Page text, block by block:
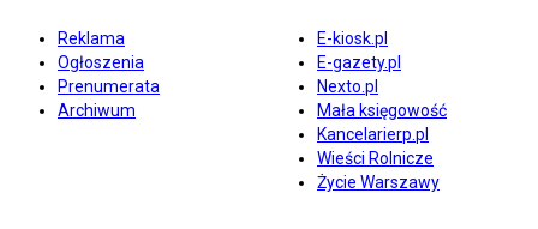
Reklama
Ogłoszenia
Prenumerata
Archiwum
E-kiosk.pl
E-gazety.pl
Nexto.pl
Mała księgowość
Kancelarierp.pl
Wieści Rolnicze
Życie Warszawy